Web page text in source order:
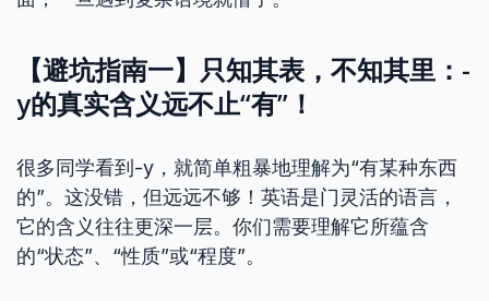
【避坑指南一】只知其表，不知其里：-
y的真实含义远不止“有”！
很多同学看到-y，就简单粗暴地理解为“有某种东西
的”。这没错，但远远不够！英语是门灵活的语言，
它的含义往往更深一层。你们需要理解它所蕴含
的“状态”、“性质”或“程度”。